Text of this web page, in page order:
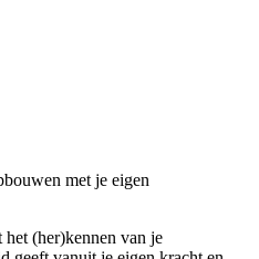
met je eigen
het (her)kennen van je